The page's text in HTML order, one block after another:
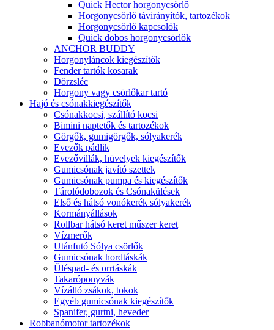
Quick Hector horgonycsörlő
Horgonycsörlő távirányítók, tartozékok
Horgonycsörlő kapcsolók
Quick dobos horgonycsörlők
ANCHOR BUDDY
Horgonyláncok kiegészítők
Fender tartók kosarak
Dörzsléc
Horgony vagy csörlőkar tartó
Hajó és csónakkiegészítők
Csónakkocsi, szállító kocsi
Bimini naptetők és tartozékok
Görgők, gumigörgők, sólyakerék
Evezők pádlik
Evezővillák, hüvelyek kiegészítők
Gumicsónak javító szettek
Gumicsónak pumpa és kiegészítők
Tárolódobozok és Csónakülések
Első és hátsó vonókerék sólyakerék
Kormányállások
Rollbar hátsó keret műszer keret
Vízmerők
Utánfutó Sólya csörlők
Gumicsónak hordtáskák
Üléspad- és orrtáskák
Takaróponyvák
Vízálló zsákok, tokok
Egyéb gumicsónak kiegészítők
Spanifer, gurtni, heveder
Robbanómotor tartozékok